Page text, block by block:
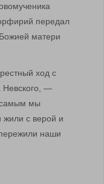
передал
матери
ход с
Невского, —
самым мы
жили с верой и
наши